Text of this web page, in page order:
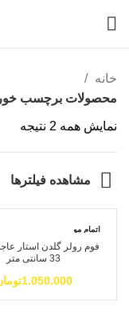
خانه
محصولات برچسب خورده
نمایش همه 2 نتیجه
مشاهده فیلترها
اتمام مو
فوم رولر گلدن استار
33 سانتی متر
1.050.000